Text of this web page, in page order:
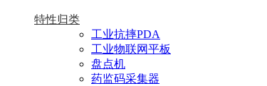
特性归类
工业抗摔PDA
工业物联网平板
盘点机
药监码采集器